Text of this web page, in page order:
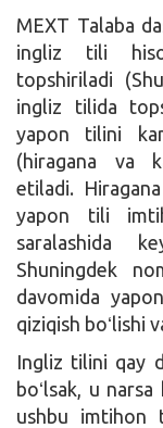
MEXT Talaba
ingliz tili
topshiriladi
ingliz tilida
yapon tilini
(hiragana va
etiladi.
yapon tili
saralashida
Shuningdek
davomida
qiziqish boʻlishi
Ingliz tilini qay
boʻlsak, u
ushbu imtihon